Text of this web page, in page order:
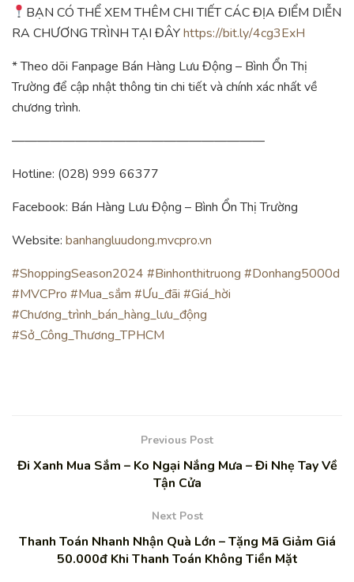
BẠN CÓ THỂ XEM THÊM CHI TIẾT CÁC ĐỊA ĐIỂM DIỄN
RA CHƯƠNG TRÌNH TẠI ĐÂYhttps://bit.ly/4cg3ExH
* Theo dõi Fanpage Bán Hàng Lưu Động – Bình Ổn Thị
Trường để cập nhật thông tin chi tiết và chính xác nhất về
chương trình.
————————————————————
Hotline: (028) 999 66377
Facebook: Bán Hàng Lưu Động – Bình Ổn Thị Trường
Website: banhangluudong.mvcpro.vn
#ShoppingSeason2024 #Binhonthitruong #Donhang5000d
#MVCPro #Mua_sắm #Ưu_đãi #Giá_hời
#Chương_trình_bán_hàng_lưu_động
#Sở_Công_Thương_TPHCM
Previous Post
Đi Xanh Mua Sắm – Ko Ngại Nắng Mưa – Đi Nhẹ Tay Về
Tận Cửa
Next Post
Thanh Toán Nhanh Nhận Quà Lớn – Tặng Mã Giảm Giá
50.000đ Khi Thanh Toán Không Tiền Mặt